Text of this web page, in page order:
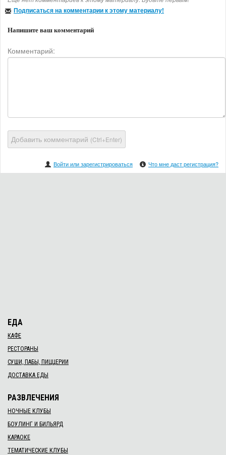
Подписаться на комментарии к этому материалу!
Напишите ваш комментарий
Комментарий:
Добавить комментарий (Ctrl+Enter)
Войти или зарегистрироваться Что мне даст регистрация?
ЕДА
КАФЕ
РЕСТОРАНЫ
СУШИ, ПАБЫ, ПИЦЦЕРИИ
ДОСТАВКА ЕДЫ
РАЗВЛЕЧЕНИЯ
НОЧНЫЕ КЛУБЫ
БОУЛИНГ И БИЛЬЯРД
КАРАОКЕ
ТЕМАТИЧЕСКИЕ КЛУБЫ